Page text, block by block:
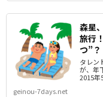
森星
旅行
つ”？
タレン
が、年
2015年
geinou-7days.net